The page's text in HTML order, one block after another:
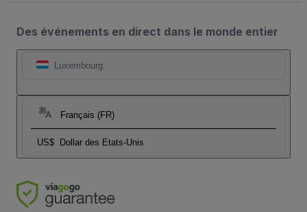
Des événements en direct dans le monde entier
Luxembourg
Français (FR)
US$ Dollar des Etats-Unis